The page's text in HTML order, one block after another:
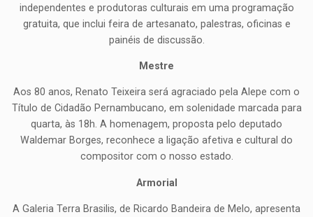
independentes e produtoras culturais em uma programação
gratuita, que inclui feira de artesanato, palestras, oficinas e
painéis de discussão.
Mestre
Aos 80 anos, Renato Teixeira será agraciado pela Alepe com o
Título de Cidadão Pernambucano, em solenidade marcada para
quarta, às 18h. A homenagem, proposta pelo deputado
Waldemar Borges, reconhece a ligação afetiva e cultural do
compositor com o nosso estado.
Armorial
A Galeria Terra Brasilis, de Ricardo Bandeira de Melo, apresenta